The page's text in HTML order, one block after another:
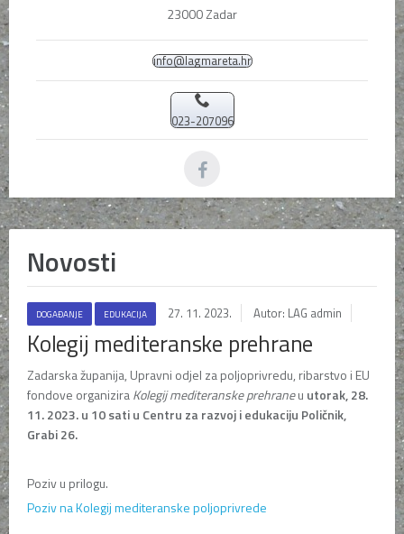
23000 Zadar
info@lagmareta.hr
023-207096
Novosti
DOGAĐANJE EDUKACIJA 27. 11. 2023. Autor: LAG admin
Kolegij mediteranske prehrane
Zadarska županija, Upravni odjel za poljoprivredu, ribarstvo i EU
fondove organiziraKolegij mediteranske prehraneu utorak, 28.
11. 2023.u 10 sati u Centru za razvoj i edukaciju Poličnik,
Grabi 26.
Poziv u prilogu.
Poziv na Kolegij mediteranske poljoprivrede